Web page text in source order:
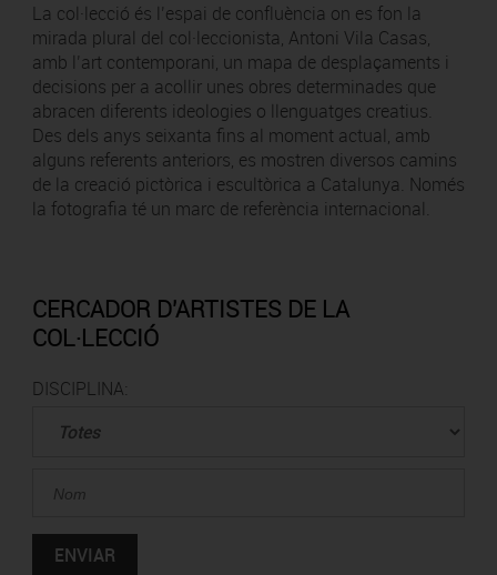
La col·lecció és l’espai de confluència on es fon la
mirada plural del col·leccionista, Antoni Vila Casas,
amb l’art contemporani, un mapa de desplaçaments i
decisions per a acollir unes obres determinades que
abracen diferents ideologies o llenguatges creatius.
Des dels anys seixanta fins al moment actual, amb
alguns referents anteriors, es mostren diversos camins
de la creació pictòrica i escultòrica a Catalunya. Només
la fotografia té un marc de referència internacional.
CERCADOR D'ARTISTES DE LA
COL·LECCIÓ
DISCIPLINA: